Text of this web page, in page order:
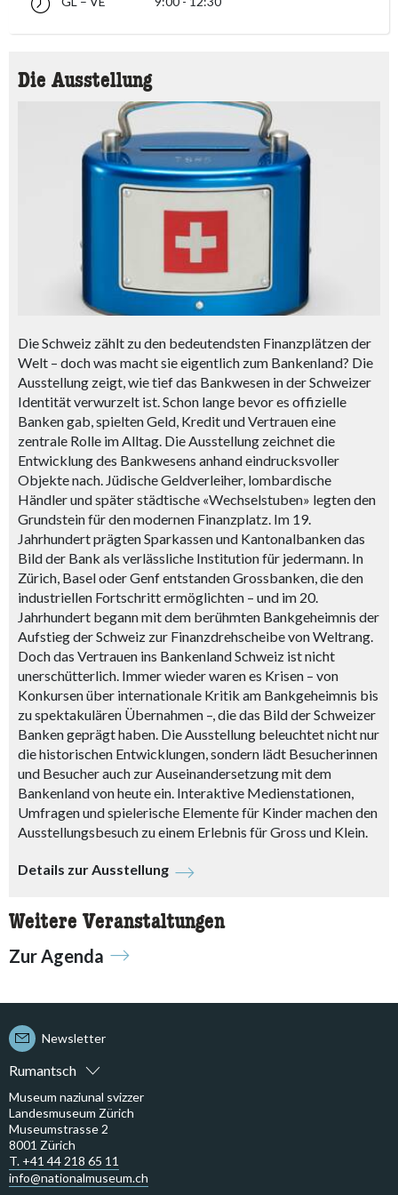
accessibility.sr-only.opening_hours
glindesdi fin venderdi 09:00 - 12:30
Die Ausstellung
Die Schweiz zählt zu den bedeutendsten Finanzplätzen der
Welt – doch was macht sie eigentlich zum Bankenland? Die
Ausstellung zeigt, wie tief das Bankwesen in der Schweizer
Identität verwurzelt ist. Schon lange bevor es offizielle
Banken gab, spielten Geld, Kredit und Vertrauen eine
zentrale Rolle im Alltag. Die Ausstellung zeichnet die
Entwicklung des Bankwesens anhand eindrucksvoller
Objekte nach. Jüdische Geldverleiher, lombardische
Händler und später städtische «Wechselstuben» legten den
Grundstein für den modernen Finanzplatz. Im 19.
Jahrhundert prägten Sparkassen und Kantonalbanken das
Bild der Bank als verlässliche Institution für jedermann. In
Zürich, Basel oder Genf entstanden Grossbanken, die den
industriellen Fortschritt ermöglichten – und im 20.
Jahrhundert begann mit dem berühmten Bankgeheimnis der
Aufstieg der Schweiz zur Finanzdrehscheibe von Weltrang.
Doch das Vertrauen ins Bankenland Schweiz ist nicht
unerschütterlich. Immer wieder waren es Krisen – von
Konkursen über internationale Kritik am Bankgeheimnis bis
zu spektakulären Übernahmen –, die das Bild der Schweizer
Banken geprägt haben. Die Ausstellung beleuchtet nicht nur
die historischen Entwicklungen, sondern lädt Besucherinnen
und Besucher auch zur Auseinandersetzung mit dem
Bankenland von heute ein. Interaktive Medienstationen,
Umfragen und spielerische Elemente für Kinder machen den
Ausstellungsbesuch zu einem Erlebnis für Gross und Klein.
Details zur Ausstellung
Weitere Veranstaltungen
Zur Agenda
Rumantsch
Newsletter
Museum naziunal svizzer
Landesmuseum Zürich
Museumstrasse 2
8001 Zürich
T. +41 44 218 65 11
info@nationalmuseum.ch